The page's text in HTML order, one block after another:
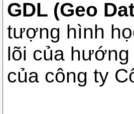
GDL (Geo
tượng hình
lõi của hướng
của công ty